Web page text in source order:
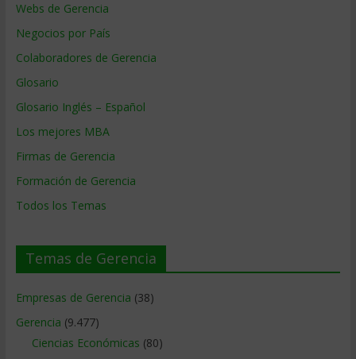
Webs de Gerencia
Negocios por País
Colaboradores de Gerencia
Glosario
Glosario Inglés – Español
Los mejores MBA
Firmas de Gerencia
Formación de Gerencia
Todos los Temas
Temas de Gerencia
Empresas de Gerencia (38)
Gerencia (9.477)
Ciencias Económicas (80)